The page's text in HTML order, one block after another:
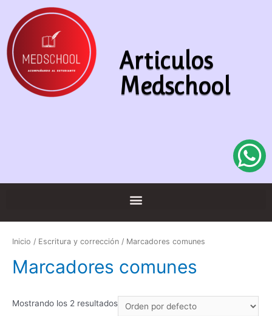
Articulos
Medschool
Inicio / Escritura y corrección / Marcadores comunes
Marcadores comunes
Mostrando los 2 resultados